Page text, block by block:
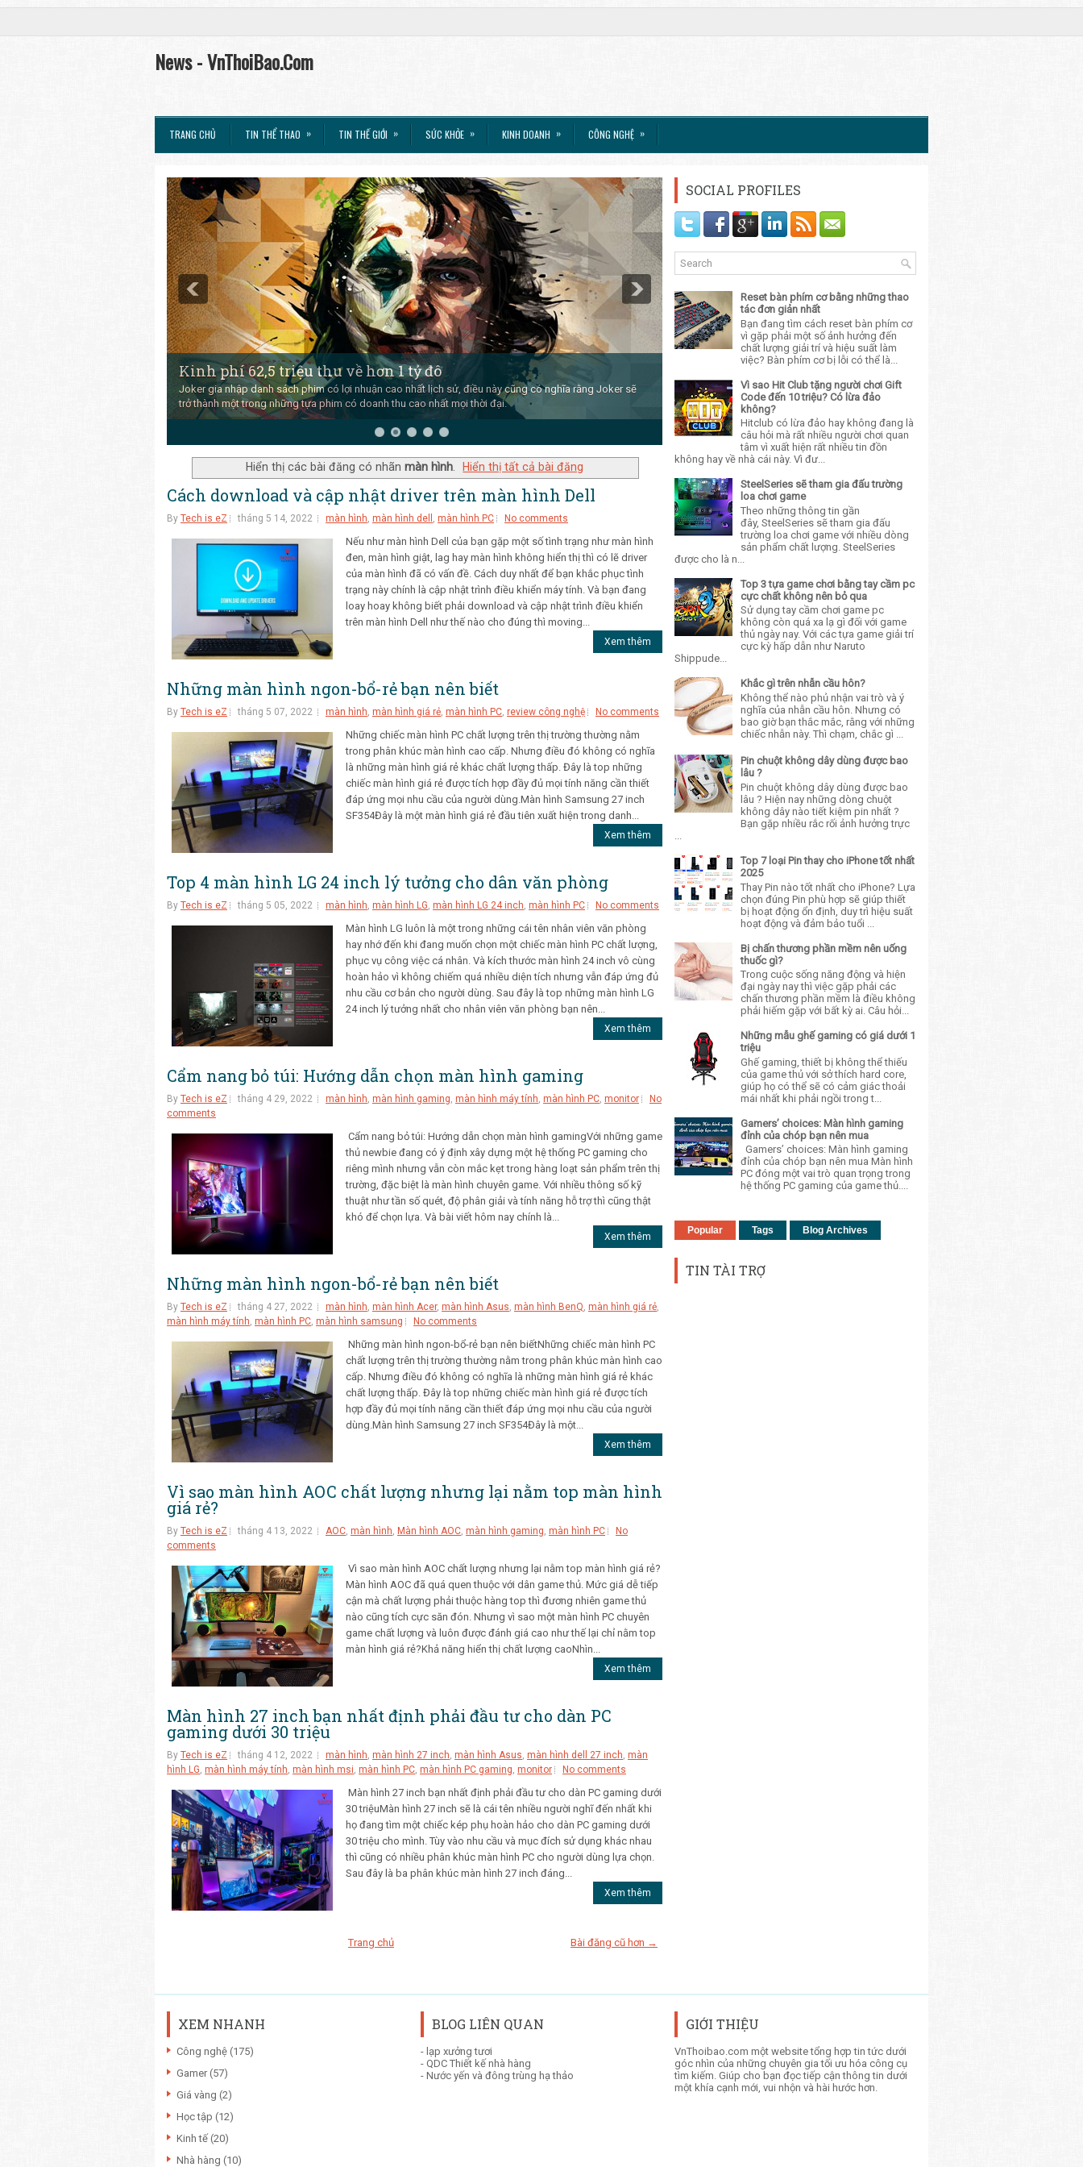
News - VnThoiBao.Com
TRANG CHỦ TIN THỂ THAO » TIN THẾ GIỚI » SỨC KHỎE » KINH DOANH » CÔNG NGHỆ »
Kinh phí 62,5 triệu thu về hơn 1 tỷ đô
Joker gia nhập danh sách phim có lợi nhuận cao nhất lịch sử, điều này cũng có nghĩa rằng Joker sẽ
trở thành một trong những tựa phim có doanh thu cao nhất mọi thời đại.
Hiển thị các bài đăng có nhãn màn hình. Hiển thị tất cả bài đăng
Cách download và cập nhật driver trên màn hình Dell
By Tech is eZ tháng 5 14, 2022 màn hình màn hình dell màn hình PC No comments
Nếu như màn hình Dell của bạn gặp một số tình trạng như màn hình
đen, màn hình giật, lag hay màn hình không hiển thị thì có lẽ driver
của màn hình đã có vấn đề. Cách duy nhất để bạn khắc phục tình
trạng này chính là cập nhật trình điều khiển máy tính. Và bạn đang
loay hoay không biết phải download và cập nhật trình điều khiển
trên màn hình Dell như thế nào cho đúng thì moving...
Xem thêm
Những màn hình ngon-bổ-rẻ bạn nên biết
By Tech is eZ tháng 5 07, 2022 màn hình màn hình giá rẻ màn hình PC review công nghệ No comments
Những chiếc màn hình PC chất lượng trên thị trường thường nằm
trong phân khúc màn hình cao cấp. Nhưng điều đó không có nghĩa
là những màn hình giá rẻ khác chất lượng thấp. Đây là top những
chiếc màn hình giá rẻ được tích hợp đầy đủ mọi tính năng cần thiết
đáp ứng mọi nhu cầu của người dùng.Màn hình Samsung 27 inch
SF354Đây là một màn hình giá rẻ đầu tiên xuất hiện trong danh...
Xem thêm
Top 4 màn hình LG 24 inch lý tưởng cho dân văn phòng
By Tech is eZ tháng 5 05, 2022 màn hình màn hình LG màn hình LG 24 inch màn hình PC No comments
Màn hình LG luôn là một trong những cái tên nhân viên văn phòng
hay nhớ đến khi đang muốn chọn một chiếc màn hình PC chất lượng,
phục vụ công việc cá nhân. Và kích thước màn hình 24 inch vô cùng
hoàn hảo vì không chiếm quá nhiều diện tích nhưng vẫn đáp ứng đủ
nhu cầu cơ bản cho người dùng. Sau đây là top những màn hình LG
24 inch lý tưởng nhất cho nhân viên văn phòng bạn nên...
Xem thêm
Cẩm nang bỏ túi: Hướng dẫn chọn màn hình gaming
By Tech is eZ tháng 4 29, 2022 màn hình màn hình gaming màn hình máy tính màn hình PC monitor
No
comments
Cẩm nang bỏ túi: Hướng dẫn chọn màn hình gamingVới những game
thủ newbie đang có ý định xây dựng một hệ thống PC gaming cho
riêng mình nhưng vẫn còn mắc kẹt trong hàng loạt sản phẩm trên thị
trường, đặc biệt là màn hình chuyên game. Với nhiều thông số kỹ
thuật như tần số quét, độ phân giải và tính năng hỗ trợ thì cũng thật
khó để chọn lựa. Và bài viết hôm nay chính là...
Xem thêm
Những màn hình ngon-bổ-rẻ bạn nên biết
By Tech is eZ tháng 4 27, 2022 màn hình màn hình Acer, màn hình Asus màn hình BenQ màn hình giá rẻ
màn hình máy tính màn hình PC màn hình samsung No comments
Những màn hình ngon-bổ-rẻ bạn nên biếtNhững chiếc màn hình PC
chất lượng trên thị trường thường nằm trong phân khúc màn hình cao
cấp. Nhưng điều đó không có nghĩa là những màn hình giá rẻ khác
chất lượng thấp. Đây là top những chiếc màn hình giá rẻ được tích
hợp đầy đủ mọi tính năng cần thiết đáp ứng mọi nhu cầu của người
dùng.Màn hình Samsung 27 inch SF354Đây là một...
Xem thêm
Vì sao màn hình AOC chất lượng nhưng lại nằm top màn hình
giá rẻ?
By Tech is eZ tháng 4 13, 2022 AOC màn hình Màn hình AOC màn hình gaming màn hình PC
No
comments
Vì sao màn hình AOC chất lượng nhưng lại nằm top màn hình giá rẻ?
Màn hình AOC đã quá quen thuộc với dân game thủ. Mức giá dễ tiếp
cận mà chất lượng phải thuộc hàng top thì đương nhiên game thủ
nào cũng tích cực săn đón. Nhưng vì sao một màn hình PC chuyên
game chất lượng và luôn được đánh giá cao như thế lại chỉ nằm top
màn hình giá rẻ?Khả năng hiển thị chất lượng caoNhìn...
Xem thêm
Màn hình 27 inch bạn nhất định phải đầu tư cho dàn PC
gaming dưới 30 triệu
By Tech is eZ tháng 4 12, 2022 màn hình màn hình 27 inch màn hình Asus màn hình dell 27 inch màn
hình LG màn hình máy tính màn hình msi màn hình PC màn hình PC gaming monitor No comments
Màn hình 27 inch bạn nhất định phải đầu tư cho dàn PC gaming dưới
30 triệuMàn hình 27 inch sẽ là cái tên nhiều người nghĩ đến nhất khi
họ đang tìm một chiếc kép phụ hoàn hảo cho dàn PC gaming dưới
30 triệu cho mình. Tùy vào nhu cầu và mục đích sử dụng khác nhau
thì cũng có nhiều phân khúc màn hình PC cho người dùng lựa chọn.
Sau đây là ba phân khúc màn hình 27 inch đáng...
Xem thêm
Bài đăng cũ hơn →
Trang chủ
SOCIAL PROFILES
Reset bàn phím cơ bằng những thao
tác đơn giản nhất
Bạn đang tìm cách reset bàn phím cơ
vì gặp phải một số ảnh hưởng đến
chất lượng giải trí và hiệu suất làm
việc? Bàn phím cơ bị lỗi có thể là...
Vì sao Hit Club tặng người chơi Gift
Code đến 10 triệu? Có lừa đảo
không?
Hitclub có lừa đảo hay không đang là
câu hỏi mà rất nhiều người chơi quan
tâm vì xuất hiện rất nhiều tin đồn
không hay về nhà cái này. Vì đư...
SteelSeries sẽ tham gia đấu trường
loa chơi game
Theo những thông tin gần
đây, SteelSeries sẽ tham gia đấu
trường loa chơi game với nhiều dòng
sản phẩm chất lượng. SteelSeries
được cho là n...
Top 3 tựa game chơi bằng tay cầm pc
cực chất không nên bỏ qua
Sử dụng tay cầm chơi game pc
không còn quá xa lạ gì đối với game
thủ ngày nay. Với các tựa game giải trí
cực kỳ hấp dẫn như Naruto
Shippude...
Khắc gì trên nhẫn cầu hôn?
Không thể nào phủ nhận vai trò và ý
nghĩa của nhẫn cầu hôn. Nhưng có
bao giờ bạn thắc mắc, rằng với những
chiếc nhẫn này. Thì chạm, chắc gì ...
Pin chuột không dây dùng được bao
lâu ?
Pin chuột không dây dùng được bao
lâu ? Hiện nay những dòng chuột
không dây nào tiết kiệm pin nhất ?
Bạn gặp nhiều rắc rối ảnh hưởng trực
Top 7 loại Pin thay cho iPhone tốt nhất
2025
Thay Pin nào tốt nhất cho iPhone? Lựa
chọn đúng Pin phù hợp sẽ giúp thiết
bị hoạt động ổn định, duy trì hiệu suất
hoạt động và đảm bảo tuổi ...
Bị chấn thương phần mềm nên uống
thuốc gì?
Trong cuộc sống năng động và hiện
đại ngày nay thì việc gặp phải các
chấn thương phần mềm là điều không
phải hiếm gặp với bất kỳ ai. Câu hỏi...
Những mẫu ghế gaming có giá dưới 1
triệu
Ghế gaming, thiết bị không thể thiếu
của game thủ với sở thích hard core,
giúp họ có thể sẽ có cảm giác thoải
mái nhất khi phải ngồi trong t...
Gamers’ choices: Màn hình gaming
đỉnh của chóp bạn nên mua
Gamers’ choices: Màn hình gaming
đỉnh của chóp bạn nên mua Màn hình
PC đóng một vai trò quan trọng trong
hệ thống PC gaming của game thủ....
Popular Tags Blog Archives
TIN TÀI TRỢ
XEM NHANH
Công nghệ (175)
Gamer (57)
Giá vàng (2)
Học tập (12)
Kinh tế (20)
Nhà hàng (10)
BLOG LIÊN QUAN
- lạp xưởng tươi
- QDC Thiết kế nhà hàng
- Nước yến và đông trùng hạ thảo
GIỚI THIỆU
VnThoibao.com một website tổng hợp tin tức dưới
góc nhìn của những chuyên gia tối ưu hóa công cụ
tìm kiếm. Giúp cho bạn đọc tiếp cận thông tin dưới
một khía cạnh mới, vui nhộn và hài hước hơn.